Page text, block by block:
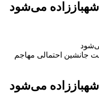
می‌شود
جانشین احتمالی مهاجم
می‌شود